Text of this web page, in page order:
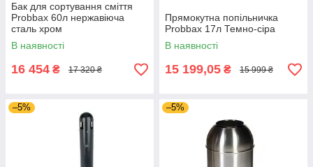
Бак для сортування сміття
Probbax 60л нержавіюча
сталь хром
В наявності
16 454 ₴ 17 320 ₴
Прямокутна попільничка
Probbax 17л Темно-сіра
В наявності
15 199,05 ₴ 15 999 ₴
–5% –5%